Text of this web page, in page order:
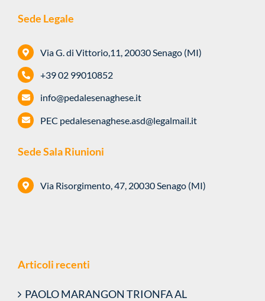
Sede Legale
Via G. di Vittorio,11, 20030 Senago (MI)
+39 02 99010852
info@pedalesenaghese.it
PEC pedalesenaghese.asd@legalmail.it
Sede Sala Riunioni
Via Risorgimento, 47, 20030 Senago (MI)
Articoli recenti
PAOLO MARANGON TRIONFA AL